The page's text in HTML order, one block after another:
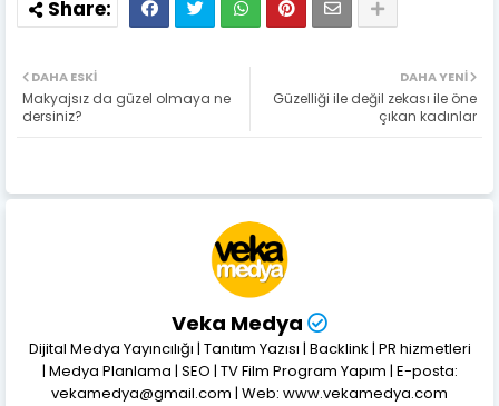
DAHA YENI
Güzelliği ile değil zekası ile öne
çıkan kadınlar
DAHA ESKI
Makyajsız da güzel olmaya ne
dersiniz?
Veka Medya
Dijital Medya Yayıncılığı | Tanıtım Yazısı | Backlink | PR hizmetleri
| Medya Planlama | SEO | TV Film Program Yapım | E-posta:
vekamedya@gmail.com | Web: www.vekamedya.com